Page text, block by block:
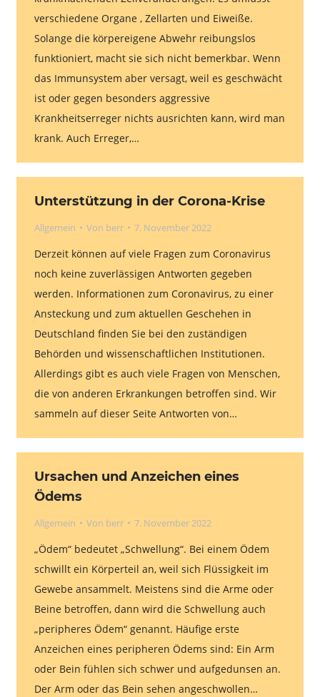
verschiedene Organe , Zellarten und Eiweiße.
Solange die körpereigene Abwehr reibungslos
funktioniert, macht sie sich nicht bemerkbar. Wenn
das Immunsystem aber versagt, weil es geschwächt
ist oder gegen besonders aggressive
Krankheitserreger nichts ausrichten kann, wird man
krank. Auch Erreger,…
Unterstützung in der Corona-Krise
Allgemein Von berr 7. November 2022
Derzeit können auf viele Fragen zum Coronavirus
noch keine zuverlässigen Antworten gegeben
werden. Informationen zum Coronavirus, zu einer
Ansteckung und zum aktuellen Geschehen in
Deutschland finden Sie bei den zuständigen
Behörden und wissenschaftlichen Institutionen.
Allerdings gibt es auch viele Fragen von Menschen,
die von anderen Erkrankungen betroffen sind. Wir
sammeln auf dieser Seite Antworten von…
Ursachen und Anzeichen eines
Ödems
Allgemein Von berr 7. November 2022
„Ödem“ bedeutet „Schwellung“. Bei einem Ödem
schwillt ein Körperteil an, weil sich Flüssigkeit im
Gewebe ansammelt. Meistens sind die Arme oder
Beine betroffen, dann wird die Schwellung auch
„peripheres Ödem“ genannt. Häufige erste
Anzeichen eines peripheren Ödems sind: Ein Arm
oder Bein fühlen sich schwer und aufgedunsen an.
Der Arm oder das Bein sehen angeschwollen…